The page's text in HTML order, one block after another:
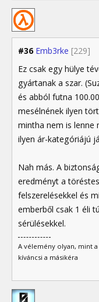
#36 Emb3rke [229]
Ez csak egy hülye
gyártanak a szar.
és abból futna
mesélnének ilyen
mintha nem is lenne
ilyen ár-kategóriájú
Nah más. A
eredményt a
felszerelésekkel és
emberből csak 1 éli
sérülésekkel.
A vélemény olyan, mint
kíváncsi a másikéra